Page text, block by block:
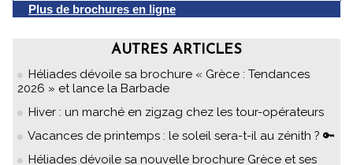
Plus de brochures en ligne
AUTRES ARTICLES
Héliades dévoile sa brochure « Grèce : Tendances
2026 » et lance la Barbade
Hiver : un marché en zigzag chez les tour-opérateurs
Vacances de printemps : le soleil sera-t-il au zénith ? 🔑
Héliades dévoile sa nouvelle brochure Grèce et ses